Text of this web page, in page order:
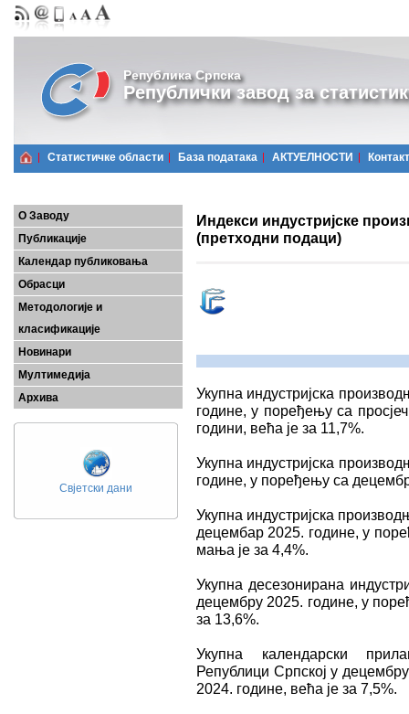
Република Српска
Републички завод за
Статистичке области Базa података АКТУЕЛНОСТИ Контакт
О Заводу
Публикације
Календар публиковања
Обрасци
Методологије и
класификације
Новинари
Мултимедија
Архива
Свјетски дани
Индекси индустријске
(претходни подаци)
Укупна индустријска
године, у поређењу са
години, већа је за 11,7%.
Укупна индустријска
године, у поређењу са
Укупна индустријска
децембар 2025. године, у
мања је за 4,4%.
Укупна десезонирана
децембру 2025. године, у
за 13,6%.
Укупна календарски
Републици Српској у
2024. године, већа је за 7,5%.